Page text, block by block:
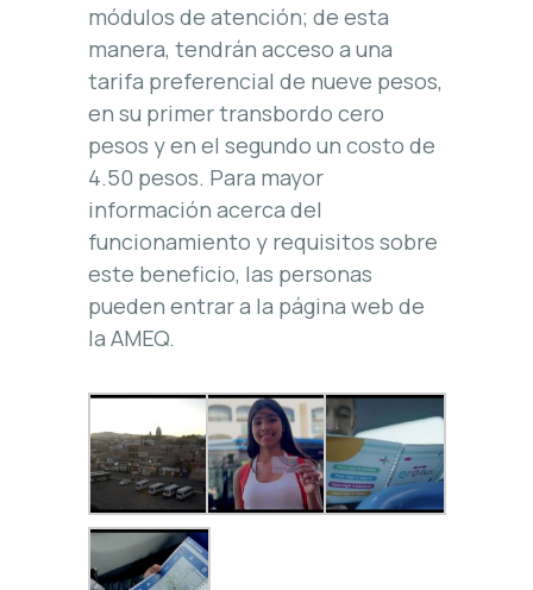
módulos de atención; de esta
manera, tendrán acceso a una
tarifa preferencial de nueve pesos,
en su primer transbordo cero
pesos y en el segundo un costo de
4.50 pesos. Para mayor
información acerca del
funcionamiento y requisitos sobre
este beneficio, las personas
pueden entrar a la página web de
la AMEQ.